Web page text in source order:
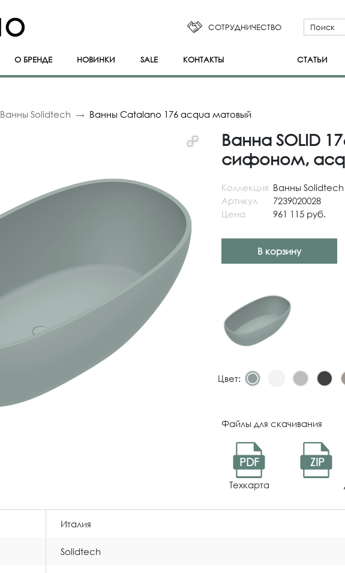
СОТРУДНИЧЕСТВО
О БРЕНДЕ НОВИНКИ SALE КОНТАКТЫ СТАТЬИ
Ванны Solidtech Ванны Catalano 176 acqua матовый
Ванна SOLID
сифоном,
Коллекция Ванны Solidtech
Артикул
7239020028
Цена
961 115 руб.
В корзину
Цвет:
Файлы для скачивания
PDF
Техкарта
ZIP
Италия
Solidtech